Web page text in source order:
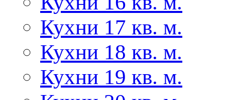
Кухни 17 кв. м.
Кухни 18 кв. м.
Кухни 19 кв. м.